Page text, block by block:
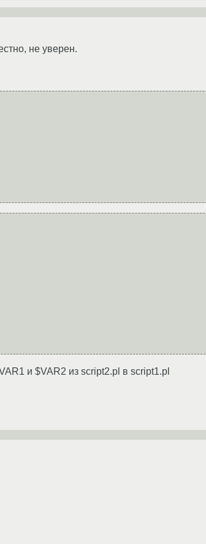
не уверен.
и $VAR2 из script2.pl в script1.pl